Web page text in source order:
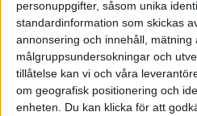
personuppgifter, såsom unika
standardinformation som skickas
annonsering och innehåll, mätning
målgruppsundersokningar och
tillåtelse kan vi och våra
om geografisk positionering och
enheten. Du kan klicka för att